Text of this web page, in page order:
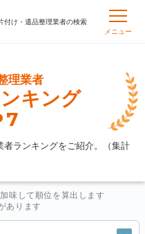
付け・遺品整理業者の検索
メニュー
理業者
キング
7
ランキングをご紹介。（集計
味して順位を算出します
あります